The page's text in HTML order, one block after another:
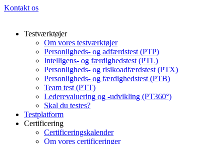
Kontakt os
Testværktøjer
Om vores testværktøjer
Personligheds- og adfærdstest (PTP)
Intelligens- og færdighedstest (PTL)
Personligheds- og risikoadfærdstest (PTX)
Personligheds- og færdighedstest (PTB)
Team test (PTT)
Lederevaluering og -udvikling (PT360°)
Skal du testes?
Testplatform
Certificering
Certificeringskalender
Om vores certificeringer